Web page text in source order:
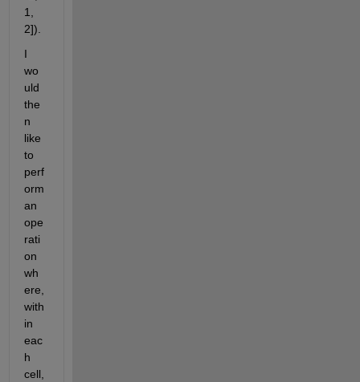
1,
2]).
I
wo
uld
the
n
like
to
perf
orm
an
ope
rati
on
wh
ere,
with
in
eac
h
cell,